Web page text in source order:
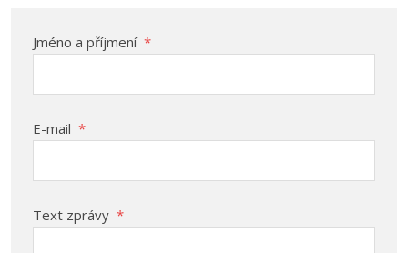
Jméno a příjmení *
E-mail *
Text zprávy *